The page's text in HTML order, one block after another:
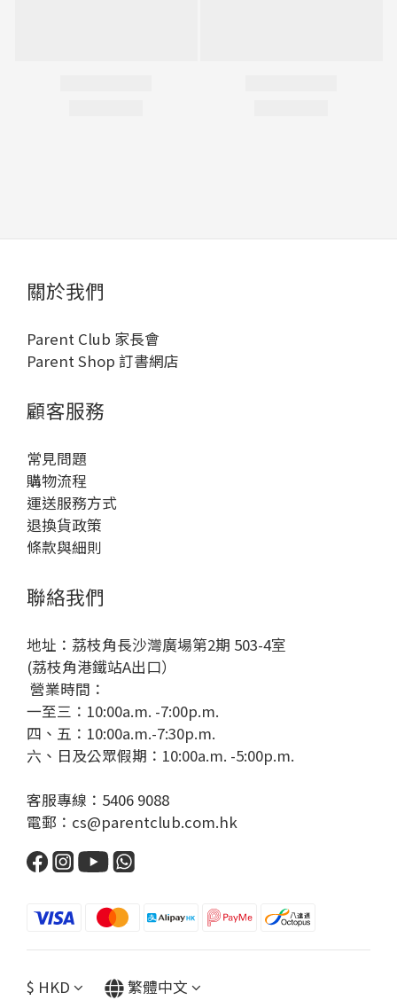
關於我們
Parent Club 家長會
Parent Shop 訂書網店
顧客服務
常見問題
購物流程
運送服務方式
退換貨政策
條款與細則
聯絡我們
地址：荔枝角長沙灣廣場第2期 503-4室
(荔枝角港鐵站A出口）
營業時間：
一至三：10:00a.m. -7:00p.m.
四、五：10:00a.m.-7:30p.m.
六、日及公眾假期：10:00a.m. -5:00p.m.
客服專線：5406 9088
電郵：cs@parentclub.com.hk
$ HKD 繁體中文